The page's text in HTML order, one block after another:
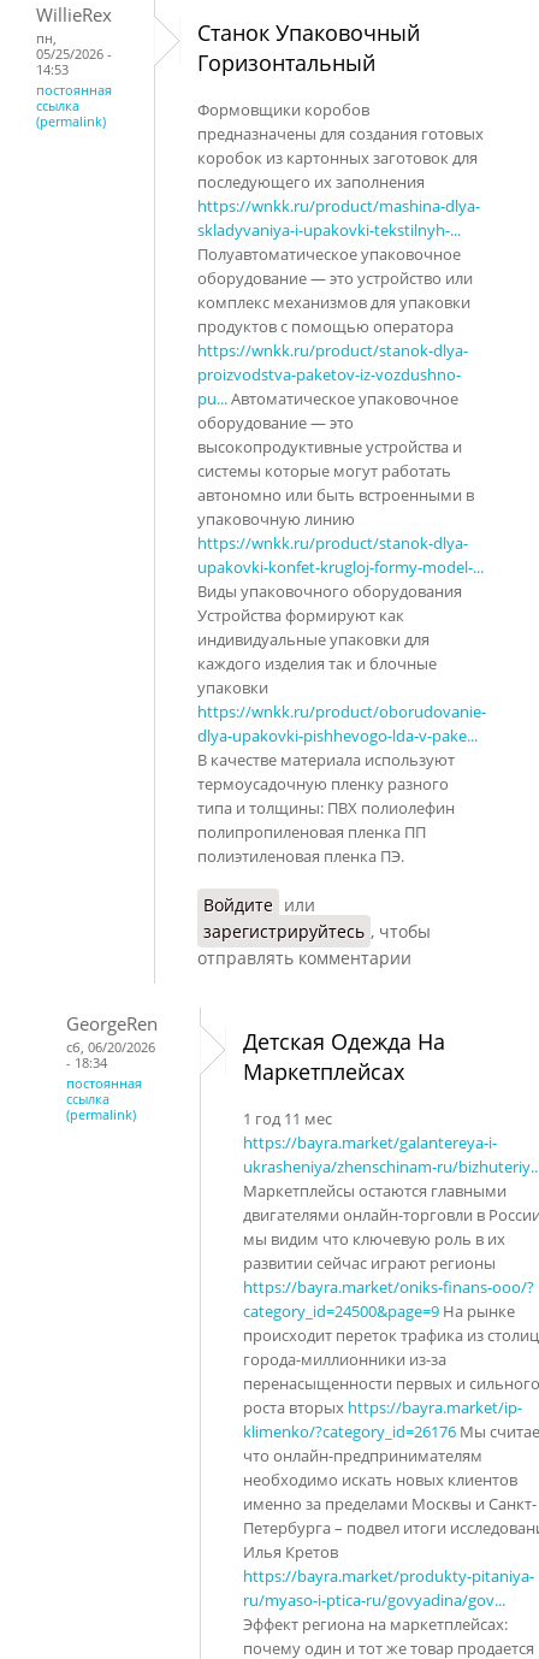
WillieRex
пн,
05/25/2026 -
14:53
постоянная
ссылка
(permalink)
Станок Упаковочный
Горизонтальный
Формовщики коробов
предназначены для создания готовых
коробок из картонных заготовок для
последующего их заполнения
https://wnkk.ru/product/mashina-dlya-
skladyvaniya-i-upakovki-tekstilnyh-...
Полуавтоматическое упаковочное
оборудование — это устройство или
комплекс механизмов для упаковки
продуктов с помощью оператора
https://wnkk.ru/product/stanok-dlya-
proizvodstva-paketov-iz-vozdushno-
pu...Автоматическое упаковочное
оборудование — это
высокопродуктивные устройства и
системы которые могут работать
автономно или быть встроенными в
упаковочную линию
https://wnkk.ru/product/stanok-dlya-
upakovki-konfet-krugloj-formy-model-...
Виды упаковочного оборудования
Устройства формируют как
индивидуальные упаковки для
каждого изделия так и блочные
упаковки
https://wnkk.ru/product/oborudovanie-
dlya-upakovki-pishhevogo-lda-v-pake...
В качестве материала используют
термоусадочную пленку разного
типа и толщины: ПВХ полиолефин
полипропиленовая пленка ПП
полиэтиленовая пленка ПЭ.
Войдите или
зарегистрируйтесь , чтобы
отправлять комментарии
GeorgeRen
сб, 06/20/2026
- 18:34
постоянная
ссылка
(permalink)
Детская Одежда На
Маркетплейсах
1 год 11 мес
https://bayra.market/galantereya-i-
ukrasheniya/zhenschinam-ru/
Маркетплейсы остаются главными
двигателями онлайн-торговли в
мы видим что ключевую роль в их
развитии сейчас играют регионы
https://bayra.market/oniks-finans-ooo/?
category_id=24500&page=9 На рынке
происходит переток трафика из
города-миллионники из-за
перенасыщенности первых и сильного
роста вторых https://bayra.market/ip-
klimenko/?category_id=26176 Мы
что онлайн-предпринимателям
необходимо искать новых клиентов
именно за пределами Москвы и Санкт-
Петербурга – подвел итоги
Илья Кретов
https://bayra.market/produkty-pitaniya-
ru/myaso-i-ptica-ru/govyadina/gov...
Эффект региона на маркетплейсах:
почему один и тот же товар продается